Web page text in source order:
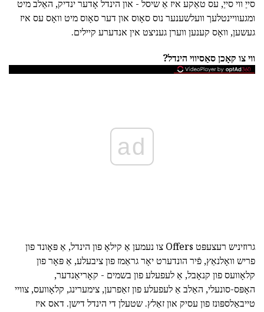
סייַ ווי סייַ, עס טאַקע איז אַ שיסל - און הינדל אָדער ינדיק, האַלב מיט
ומגעוויינטלעך וועלשענער נוס סאָוס און דער סאָוס מיט וואָס עס איז
געשען, וואָס קענען ווערן געניצט אין אנדערע קיילים.
ווי צו קאָכן סאַסיווי הינדל?
ad
גרוזיניש רעצעפּט Offers צו נעמען אַ קילאָ פון הינדל, אַ פּאָונד פון
פריש וואָלנאַץ, פֿיר הונדערט יאָר גראַמז פון ציבעלע, אַ פּאָר פון
קלאָוועס פון קנאָבל, אַ לעפעלע פון בשמים - קאָריאַנדער,
האָפּס-סונעלי, האַלב אַ לעפעלע פון זאַפרען, צימערינג, קלאָוועס, צוויי
טייבאַלספּונז פון עסיק און זאַלץ. שטעלן די הינדל דישן. דאס איז